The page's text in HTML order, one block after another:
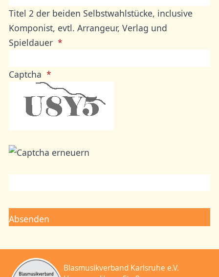
Titel 2 der beiden Selbstwahlstücke, inclusive
Komponist, evtl. Arrangeur, Verlag und
Spieldauer
Captcha
Blasmusikverband Karlsruhe e.V.